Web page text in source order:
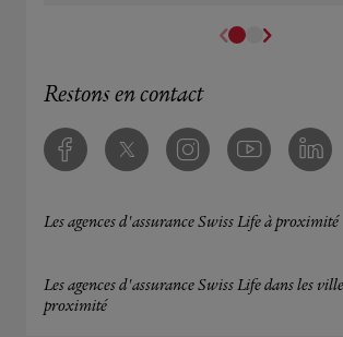
Restons en contact
FacebookTwitter InstagramYoutube Linkedin
Les agences d'assurance Swiss Life à proximité
Les agences d'assurance Swiss Life dans les
proximité